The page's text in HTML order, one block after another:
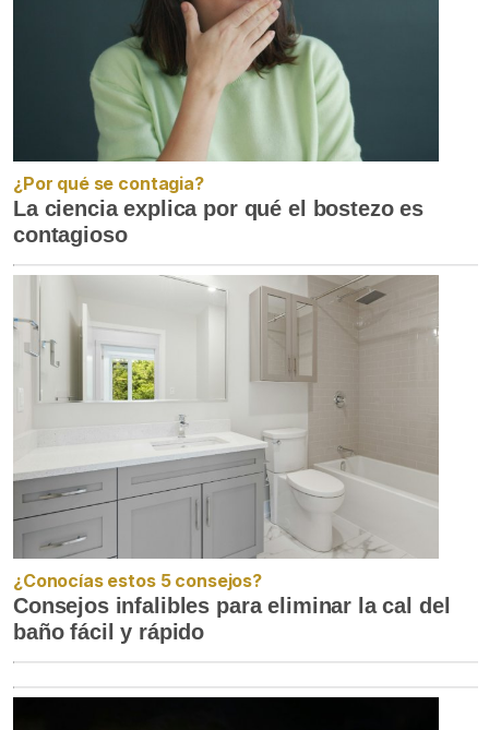
¿Por qué se contagia?
La ciencia explica por qué el bostezo es
contagioso
¿Conocías estos 5 consejos?
Consejos infalibles para eliminar la cal del
baño fácil y rápido